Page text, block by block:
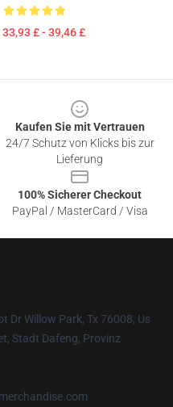
33,93 £ - 39,46 £
Kaufen Sie mit Vertrauen
24/7 Schutz von Klicks bis zur
Lieferung
100% Sicherer Checkout
PayPal / MasterCard / Visa
Dr Willow Park, Tx 76008, Us
Stadt Dafeng, Provinz